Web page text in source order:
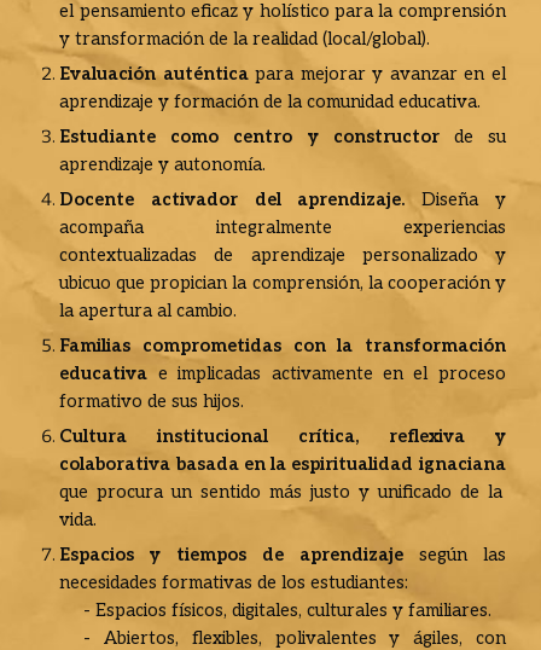
el pensamiento eficaz y holístico para la comprensión
y transformación de la realidad (local/global).
Evaluación auténticapara mejorar y avanzar en el
aprendizaje y formación de la comunidad educativa.
Estudiante como centro y constructorde su
aprendizaje y autonomía.
Docente activador del aprendizaje. Diseña y
acompaña integralmente experiencias
contextualizadas de aprendizaje personalizado y
ubicuo que propician la comprensión, la cooperación y
la apertura al cambio.
Familias comprometidas con la transformación
educativa e implicadas activamente en el proceso
formativo de sus hijos.
Cultura institucional crítica, reflexiva y
colaborativa basada en la espiritualidad ignaciana
que procura un sentido más justo y unificado de la
vida.
Espacios y tiempos de aprendizajesegún las
necesidades formativas de los estudiantes:
- Espacios físicos, digitales, culturales y familiares.
- Abiertos, flexibles, polivalentes y ágiles, con